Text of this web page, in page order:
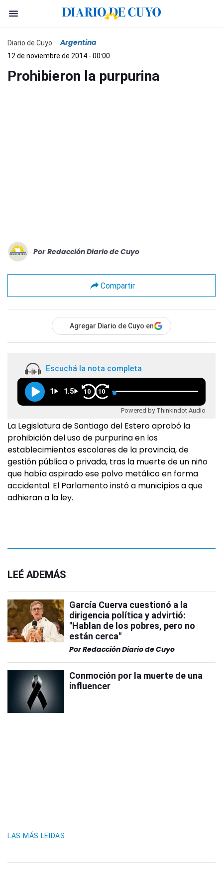
Diario de Cuyo Argentina
12 de noviembre de 2014 - 00:00
Prohibieron la purpurina
Por Redacción Diario de Cuyo
Compartir
Agregar Diario de Cuyo en
Escuchá la nota completa
1 1.5 10 10
Powered by Thinkindot Audio
La Legislatura de Santiago del Estero aprobó la
prohibición del uso de purpurina en los
establecimientos escolares de la provincia, de
gestión pública o privada, tras la muerte de un niño
que había aspirado ese polvo metálico en forma
accidental. El Parlamento instó a municipios a que
adhieran a la ley.
LEÉ ADEMÁS
García Cuerva cuestionó a la
dirigencia política y advirtió:
"Hablan de los pobres, pero no
están cerca"
PorRedacción Diario de Cuyo
Conmoción por la muerte de una
influencer
LAS MÁS LEIDAS